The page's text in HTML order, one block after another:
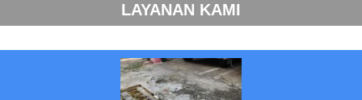
LAYANAN KAMI